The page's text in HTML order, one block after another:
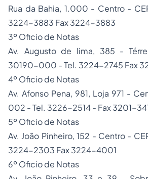
Rua da Bahia, 1.000 - Centro -
3224-3883 Fax 3224-3883
3º Oficio de Notas
Av. Augusto de lima, 385 -
30190-000 - Tel. 3224-2745 Fax
4º Oficio de Notas
Av. Afonso Pena, 981, Loja 971 -
002 - Tel. 3226-2514 - Fax 3201-
5º Oficio de Notas
Av. João Pinheiro, 152 - Centro -
3224-2303 Fax 3224-4001
6º Oficio de Notas